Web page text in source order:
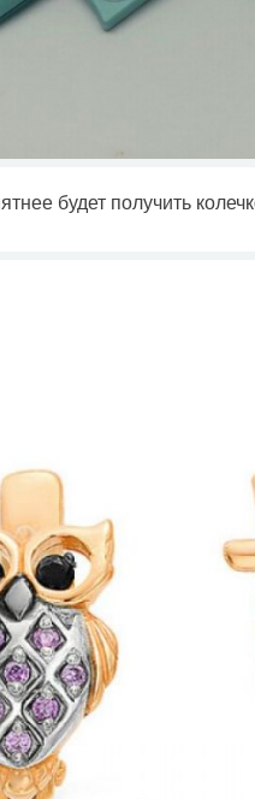
будет получить